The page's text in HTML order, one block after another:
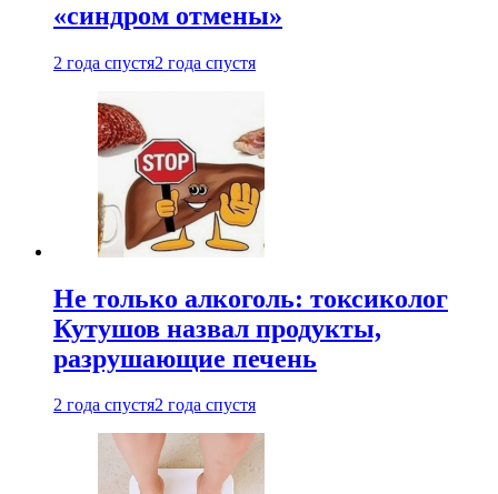
«синдром отмены»
2 года спустя2 года спустя
Не только алкоголь: токсиколог
Кутушов назвал продукты,
разрушающие печень
2 года спустя2 года спустя